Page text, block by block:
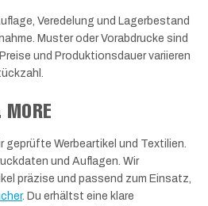
Veredelung und Lagerbestand
Muster oder Vorabdrucke sind
und Produktionsdauer variieren
geprüfte Werbeartikel und Textilien.
und Auflagen. Wir
präzise und passend zum Einsatz,
. Du erhältst eine klare